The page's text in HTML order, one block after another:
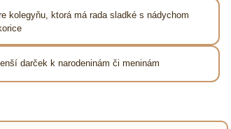
kolegyňu, ktorá má rada sladké s nádychom
darček k narodeninám či meninám